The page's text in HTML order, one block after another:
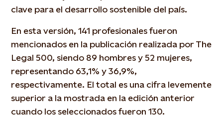
clave para el desarrollo sostenible del país.
En esta versión, 141 profesionales fueron
mencionados en la publicación realizada por The
Legal 500, siendo 89 hombres y 52 mujeres,
representando 63,1% y 36,9%,
respectivamente. El total es una cifra levemente
superior a la mostrada en la edición anterior
cuando los seleccionados fueron 130.